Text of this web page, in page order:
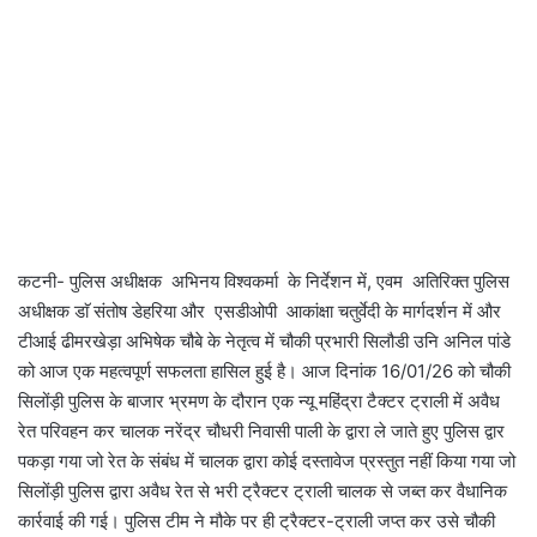
कटनी- पुलिस अधीक्षक अभिनय विश्वकर्मा के निर्देशन में, एवम अतिरिक्त पुलिस
अधीक्षक डाॅ संतोष डेहरिया और एसडीओपी आकांक्षा चतुर्वेदी के मार्गदर्शन में और
टीआई ढीमरखेड़ा अभिषेक चौबे के नेतृत्व में चौकी प्रभारी सिलौडी उनि अनिल पांडे
को आज एक महत्वपूर्ण सफलता हासिल हुई है। आज दिनांक 16/01/26 को चौकी
सिलोंड़ी पुलिस के बाजार भ्रमण के दौरान एक न्यू महिंद्रा टैक्टर ट्राली में अवैध
रेत परिवहन कर चालक नरेंद्र चौधरी निवासी पाली के द्वारा ले जाते हुए पुलिस द्वार
पकड़ा गया जो रेत के संबंध में चालक द्वारा कोई दस्तावेज प्रस्तुत नहीं किया गया जो
सिलोंड़ी पुलिस द्वारा अवैध रेत से भरी ट्रैक्टर ट्राली चालक से जब्त कर वैधानिक
कार्रवाई की गई। पुलिस टीम ने मौके पर ही ट्रैक्टर-ट्राली जप्त कर उसे चौकी